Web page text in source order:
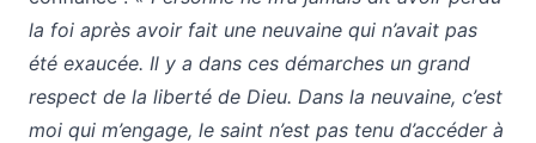
la foi après avoir fait une neuvaine qui n’avait pas
été exaucée. Il y a dans ces démarches un grand
respect de la liberté de Dieu. Dans la neuvaine, c’est
moi qui m’engage, le saint n’est pas tenu d’accéder à